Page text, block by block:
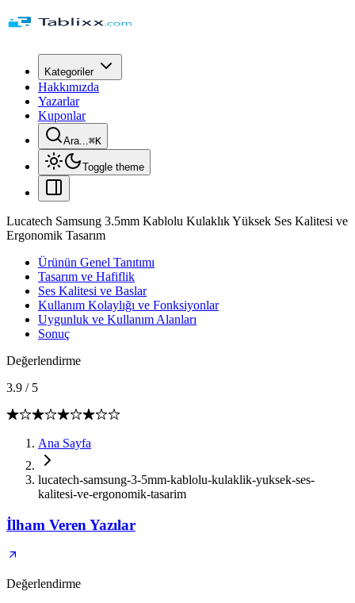
Kategoriler
Hakkımızda
Yazarlar
Kuponlar
Ara...⌘K
Toggle theme
Lucatech Samsung 3.5mm Kablolu Kulaklık Yüksek Ses Kalitesi ve
Ergonomik Tasarım
Ürünün Genel Tanıtımı
Tasarım ve Hafiflik
Ses Kalitesi ve Baslar
Kullanım Kolaylığı ve Fonksiyonlar
Uygunluk ve Kullanım Alanları
Sonuç
Değerlendirme
3.9 / 5
Ana Sayfa
lucatech-samsung-3-5mm-kablolu-kulaklik-yuksek-ses-
kalitesi-ve-ergonomik-tasarim
İlham Veren Yazılar
Değerlendirme